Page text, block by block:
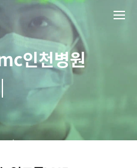
인천병원